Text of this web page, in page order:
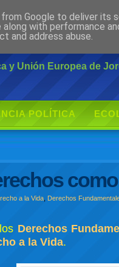
y Unión Europea de
POLÍTICA
a la Vida ,Derechos
Derechos
a la Vida.
Google to deliver its
along with performance
and address abuse.